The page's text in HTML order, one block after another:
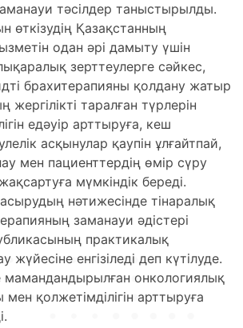
тәсілдер таныстырылды.
өткізудің Қазақстанның
одан әрі дамыту үшін
зерттеулерге сәйкес,
брахитерапияны қолдану жатыр
таралған түрлерін
едәуір арттыруға, кеш
асқынулар қаупін ұлғайтпай,
мен пациенттердің өмір сүру
мүмкіндік береді.
нәтижесінде тінаралық
заманауи әдістері
практикалық
жүйесіне енгізіледі деп күтілуде.
мамандандырылған онкологиялық
қолжетімділігін арттыруға